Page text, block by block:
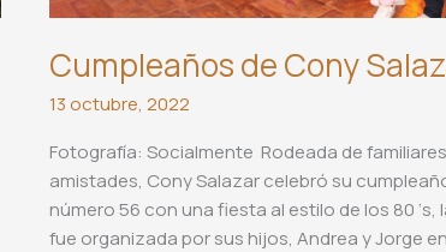
Cumpleaños de Cony
13 octubre, 2022
Fotografía: Socialmente Rodeada de
amistades, Cony Salazar celebró su
número 56 con una fiesta al estilo de los 80 ‘s,
fue organizada por sus hijos, Andrea y Jorge en